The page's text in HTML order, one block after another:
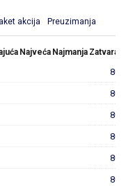
akcija Preuzimanja
Najveća Najmanja